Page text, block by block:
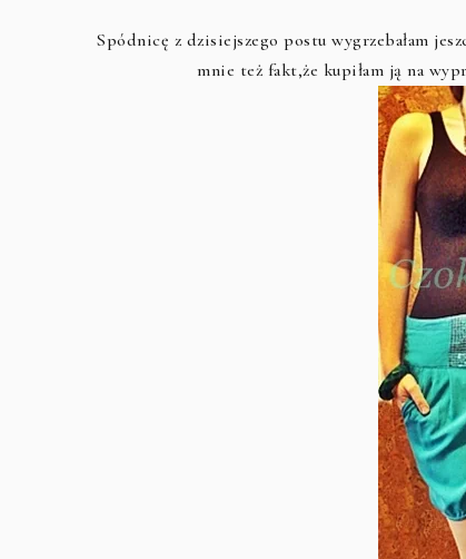
Spódnicę z dzisiejszego postu wygrzebałam
mnie też fakt,że kupiłam ją na